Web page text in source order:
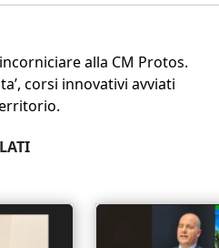
alla CM Protos.
corsi innovativi avviati